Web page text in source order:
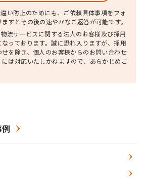
い防止のためにも、ご依頼具体事項をフォ
すとその後の速やかなご返答が可能です。
流サービスに関する法人のお客様及び採用
っております。誠に恐れ入りますが、採用
を除き、個人のお客様からのお問い合わせ
には対応いたしかねますので、あらかじめご